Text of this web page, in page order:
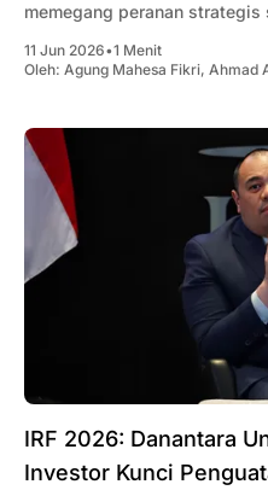
memegang peranan
mendukung pertumbuhan
saing ekspor Indonesia. PT Gajah Tunggal Tbk menjadi
11 Jun 2026•1 Menit
Oleh: Agung Mahesa Fikri, Ahmad
IRF 2026: Danantara
Investor Kunci